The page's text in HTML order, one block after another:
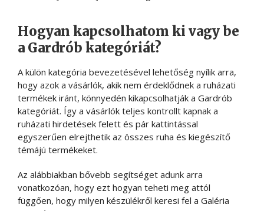
Hogyan kapcsolhatom ki vagy be
a Gardrób kategóriát?
A külön kategória bevezetésével lehetőség nyílik arra,
hogy azok a vásárlók, akik nem érdeklődnek a ruházati
termékek iránt, könnyedén kikapcsolhatják a Gardrób
kategóriát. Így a vásárlók teljes kontrollt kapnak a
ruházati hirdetések felett és pár kattintással
egyszerűen elrejthetik az összes ruha és kiegészítő
témájú termékeket.
Az alábbiakban bővebb segítséget adunk arra
vonatkozóan, hogy ezt hogyan teheti meg attól
függően, hogy milyen készülékről keresi fel a Galéria